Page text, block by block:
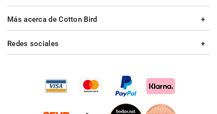
Más acerca de Cotton Bird
Redes sociales